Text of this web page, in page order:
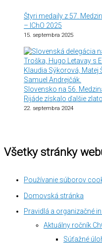
Štyri medaily z 57.
– IChO 2025
15. septembra 2025
Slovensko na 56.
Rijáde získalo ďalšie zlato
22. septembra 2024
Všetky stránky
Používanie súborov
Domovská stránka
Pravidlá a organizačné
Aktuálny ročník
Súťažné